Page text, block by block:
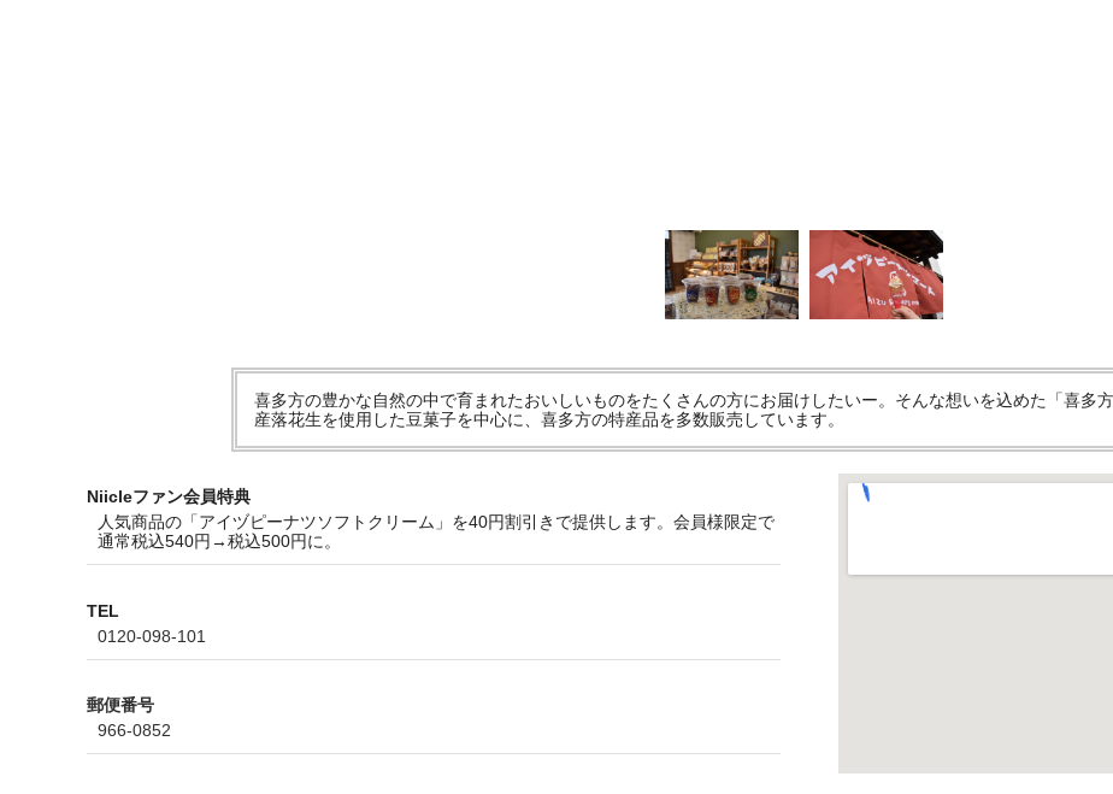
喜多方の豊かな自然の中で育まれたおいしいものをたくさんの方にお届けしたいー。そんな想いを込めた「喜多
産落花生を使用した豆菓子を中心に、喜多方の特産品を多数販売しています。
Niicleファン会員特典
人気商品の「アイヅピーナツソフトクリーム」を40円割引きで提供します。会員様限定で
通常税込540円→税込500円に。
TEL
0120-098-101
郵便番号
966-0852